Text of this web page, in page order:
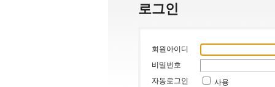
로그인
회원아이디
비밀번호
자동로그인
사용